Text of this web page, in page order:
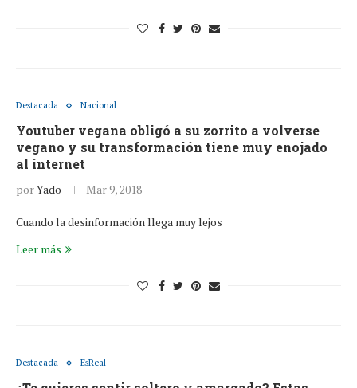
Destacada Nacional
Youtuber vegana obligó a su zorrito a volverse
vegano y su transformación tiene muy enojado
al internet
porYado Mar 9, 2018
Cuando la desinformación llega muy lejos
Leer más
Destacada EsReal